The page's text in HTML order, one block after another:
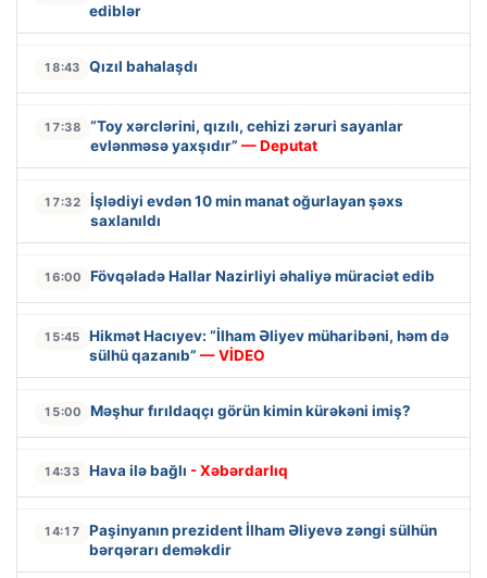
ediblər
18:43 Qızıl bahalaşdı
17:38
“Toy xərclərini, qızılı, cehizi zəruri sayanlar
evlənməsə yaxşıdır” — Deputat
17:32
İşlədiyi evdən 10 min manat oğurlayan şəxs
saxlanıldı
16:00 Fövqəladə Hallar Nazirliyi əhaliyə müraciət edib
15:45
Hikmət Hacıyev: “İlham Əliyev müharibəni, həm də
sülhü qazanıb” — VİDEO
15:00 Məşhur fırıldaqçı görün kimin kürəkəni imiş?
14:33 Hava ilə bağlı - Xəbərdarlıq
14:17
Paşinyanın prezident İlham Əliyevə zəngi sülhün
bərqərarı deməkdir